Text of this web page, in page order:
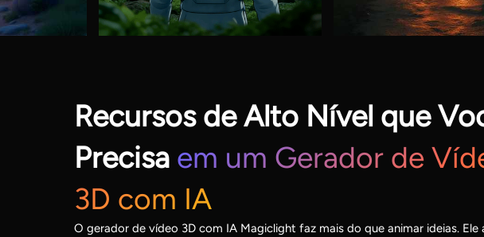
Recursos de Alto Nível que
Precisa em um Gerador de
3D com IA
O gerador de vídeo 3D com IA Magiclight faz mais do que animar ideias. Ele